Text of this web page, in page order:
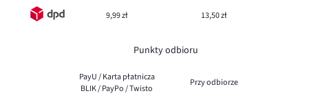
9,99 zł 13,50 zł
Punkty odbioru
PayU / Karta płatnicza
BLIK / PayPo / Twisto
Przy odbiorze